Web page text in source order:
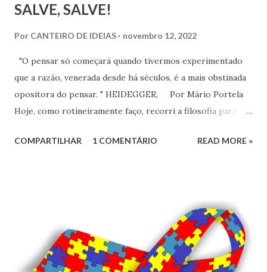
SALVE, SALVE!
Por CANTEIRO DE IDEIAS novembro 12, 2022
"O pensar só começará quando tivermos experimentado
que a razão, venerada desde há séculos, é a mais obstinada
opositora do pensar. " HEIDEGGER, Por Mário Portela
Hoje, como rotineiramente faço, recorri a filosofia para
fragmentado e trago ainda muitas dúvidas sobre minhas
felicidade ante a um futuro ainda não construído, outros
traziam o descontentamento, fruto de um presente difícil
de se elaborar. A democracia tem essa nuance, acreditamos
demais que a voz do povo é a voz de Deus e ao final,
COMPARTILHAR 1 COMENTÁRIO READ MORE »